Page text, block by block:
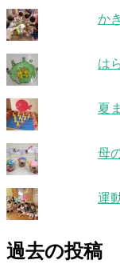
か
は
夏
母
運
過去の投稿